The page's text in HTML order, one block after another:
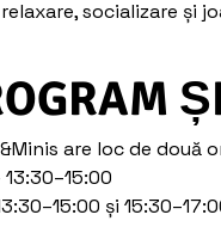
socializare și
are loc de două
13:30–15:00
și